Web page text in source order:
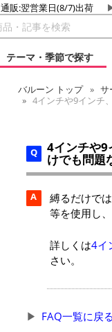
通販:翌営業日(8/7)出荷
テーマ・季節で探す
バルーン トップ サ
4インチや9インチ
4インチや9
けでも問題
A 縛るだけで
等を使用し
詳しくは4イ
さい。
FAQ一覧に戻る